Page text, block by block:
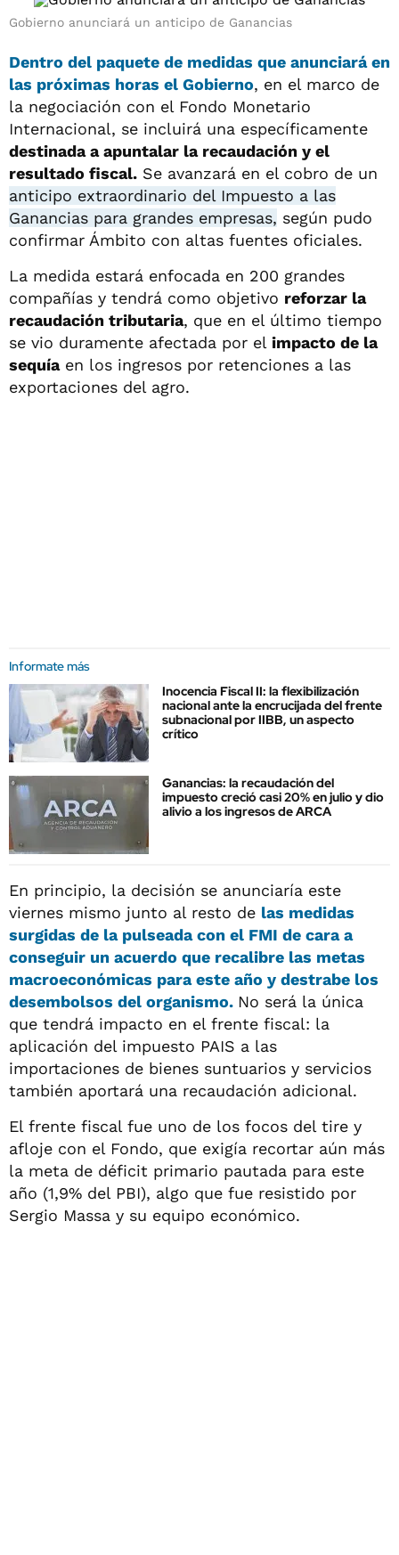
Gobierno anunciará un anticipo de Ganancias
Dentro del paquete de medidas que anunciará en
las próximas horas el Gobierno, en el marco de
la negociación con el Fondo Monetario
Internacional, se incluirá una específicamente
destinada a apuntalar la recaudación y el
resultado fiscal. Se avanzará en el cobro de un
anticipo extraordinario del Impuesto a las
Ganancias para grandes empresas, según pudo
confirmar Ámbito con altas fuentes oficiales.
La medida estará enfocada en 200 grandes
compañías y tendrá como objetivo reforzar la
recaudación tributaria, que en el último tiempo
se vio duramente afectada por el impacto de la
sequíaen los ingresos por retenciones a las
exportaciones del agro.
Informate más
Inocencia Fiscal II: la flexibilización
nacional ante la encrucijada del frente
subnacional por IIBB, un aspecto
crítico
Ganancias: la recaudación del
impuesto creció casi 20% en julio y dio
alivio a los ingresos de ARCA
En principio, la decisión se anunciaría este
viernes mismo junto al resto de las medidas
surgidas de la pulseada con el FMI de cara a
conseguir un acuerdo que recalibre las metas
macroeconómicas para este año y destrabe los
desembolsos del organismo. No será la única
que tendrá impacto en el frente fiscal: la
aplicación del impuesto PAIS a las
importaciones de bienes suntuarios y servicios
también aportará una recaudación adicional.
El frente fiscal fue uno de los focos del tire y
afloje con el Fondo, que exigía recortar aún más
la meta de déficit primario pautada para este
año (1,9% del PBI), algo que fue resistido por
Sergio Massa y su equipo económico.